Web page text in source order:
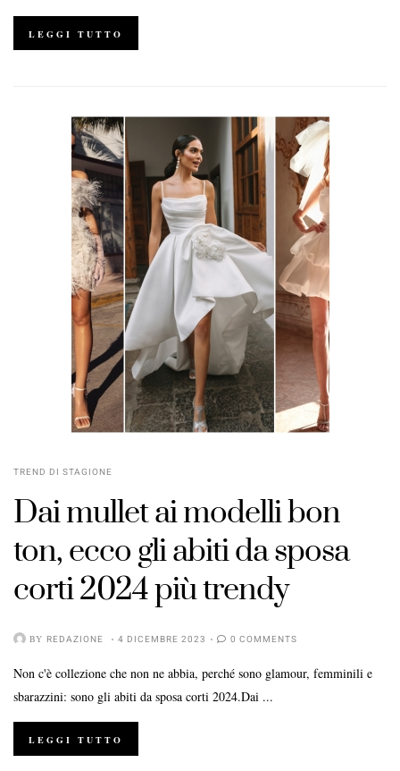
LEGGI TUTTO
TREND DI STAGIONE
Dai mullet ai modelli bon
ton, ecco gli abiti da sposa
corti 2024 più trendy
BY REDAZIONE 4 DICEMBRE 2023 0 COMMENTS
Non c'è collezione che non ne abbia, perché sono glamour, femminili e
sbarazzini: sono gli abiti da sposa corti 2024.Dai ...
LEGGI TUTTO